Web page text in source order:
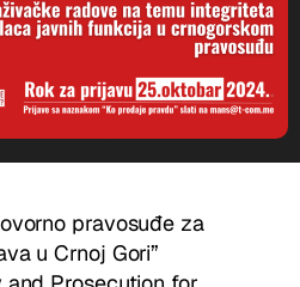
pravosuđe za
u Crnoj Gori”